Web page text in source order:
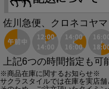
佐川急便、クロネコヤ
上記6つの時間指定も可
※商品在庫に関するお知らせ※
サクラスタイルでは在庫を実店舗